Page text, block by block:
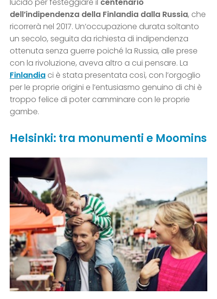
lucido per festeggiare il centenario
dell’indipendenza della Finlandia dalla Russia, che
ricorrerà nel 2017. Un’occupazione durata soltanto
un secolo, seguita da richiesta di indipendenza
ottenuta senza guerre poiché la Russia, alle prese
con la rivoluzione, aveva altro a cui pensare. La
Finlandia ci è stata presentata così, con l’orgoglio
per le proprie origini e l’entusiasmo genuino di chi è
troppo felice di poter camminare con le proprie
gambe.
Helsinki: tra monumenti e Moomins